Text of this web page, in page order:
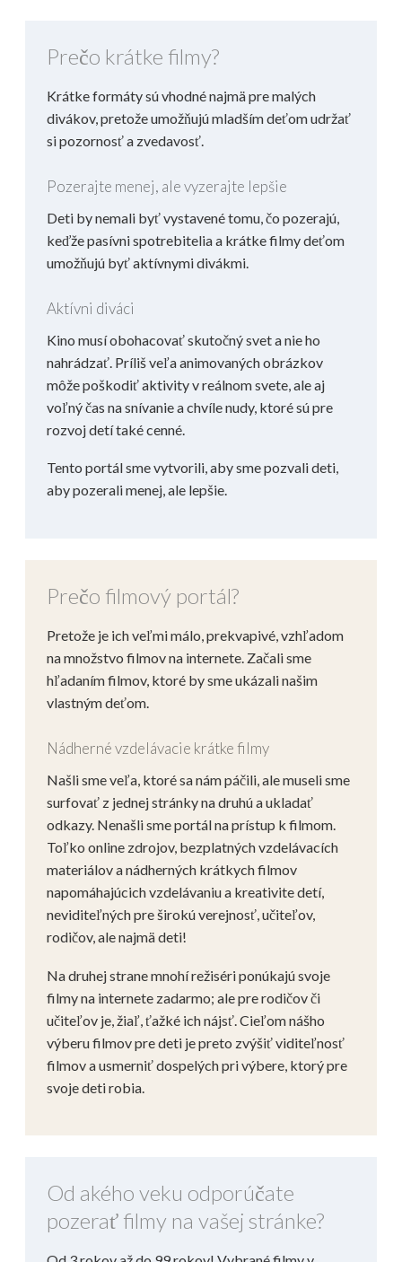
Prečo krátke filmy?
Krátke formáty sú vhodné najmä pre malých
divákov, pretože umožňujú mladším deťom udržať
si pozornosť a zvedavosť.
Pozerajte menej, ale vyzerajte lepšie
Deti by nemali byť vystavené tomu, čo pozerajú,
keďže pasívni spotrebitelia a krátke filmy deťom
umožňujú byť aktívnymi divákmi.
Aktívni diváci
Kino musí obohacovať skutočný svet a nie ho
nahrádzať. Príliš veľa animovaných obrázkov
môže poškodiť aktivity v reálnom svete, ale aj
voľný čas na snívanie a chvíle nudy, ktoré sú pre
rozvoj detí také cenné.
Tento portál sme vytvorili, aby sme pozvali deti,
aby pozerali menej, ale lepšie.
Prečo filmový portál?
Pretože je ich veľmi málo, prekvapivé, vzhľadom
na množstvo filmov na internete. Začali sme
hľadaním filmov, ktoré by sme ukázali našim
vlastným deťom.
Nádherné vzdelávacie krátke filmy
Našli sme veľa, ktoré sa nám páčili, ale museli sme
surfovať z jednej stránky na druhú a ukladať
odkazy. Nenašli sme portál na prístup k filmom.
Toľko online zdrojov, bezplatných vzdelávacích
materiálov a nádherných krátkych filmov
napomáhajúcich vzdelávaniu a kreativite detí,
neviditeľných pre širokú verejnosť, učiteľov,
rodičov, ale najmä deti!
Na druhej strane mnohí režiséri ponúkajú svoje
filmy na internete zadarmo; ale pre rodičov či
učiteľov je, žiaľ, ťažké ich nájsť. Cieľom nášho
výberu filmov pre deti je preto zvýšiť viditeľnosť
filmov a usmerniť dospelých pri výbere, ktorý pre
svoje deti robia.
Od akého veku odporúčate
pozerať filmy na vašej stránke?